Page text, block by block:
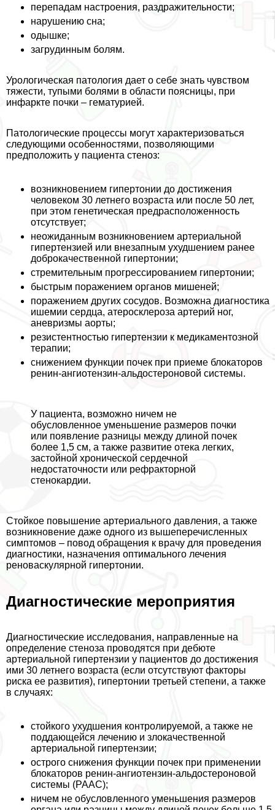
перепадам настроения, раздражительности;
нарушению сна;
одышке;
загpyдинным болям.
Урологическая патология дает о себе знать чувством
тяжести, тупыми болями в области поясницы, при
инфаркте почки – гематурией.
Патологические процессы могут хаpaктеризоваться
следующими особенностями, позволяющими
предположить у пациента стеноз:
возникновением гипертонии до достижения
человеком 30 летнего возраста или после 50 лет,
при этом генетическая предрасположенность
отсутствует;
неожиданным возникновением артериальной
гипертензией или внезапным ухудшением ранее
доброкачественной гипертонии;
стремительным прогрессированием гипертонии;
быстрым поражением органов мишеней;
поражением других сосудов. Возможна диагностика
ишемии сердца, атеросклероза артерий ног,
аневризмы аорты;
резистентностью гипертензии к медикаментозной
терапии;
снижением функции почек при приеме блокаторов
ренин-ангиотензин-альдостероновой системы.
У пациента, возможно ничем не
обусловленное уменьшение размеров почки
или появление разницы между длиной почек
более 1,5 см, а также развитие отека легких,
застойной хронической сердечной
недостаточности или рефpaкторной
стенокардии.
Стойкое повышение артериального давления, а также
возникновение даже одного из вышеперечисленных
симптомов – повод обращения к врачу для проведения
диагностики, назначения оптимального лечения
реноваскулярной гипертонии.
Диагностические мероприятия
Диагностические исследования, направленные на
определение стеноза проводятся при дебюте
артериальной гипертензии у пациентов до достижения
ими 30 летнего возраста (если отсутствуют факторы
риска ее развития), гипертонии третьей степени, а также
в случаях:
стойкого ухудшения контролируемой, а также не
поддающейся лечению и злокачественной
артериальной гипертензии;
острого снижения функции почек при применении
блокаторов ренин-ангиотензин-альдостероновой
системы (РААС);
ничем не обусловленного уменьшения размеров